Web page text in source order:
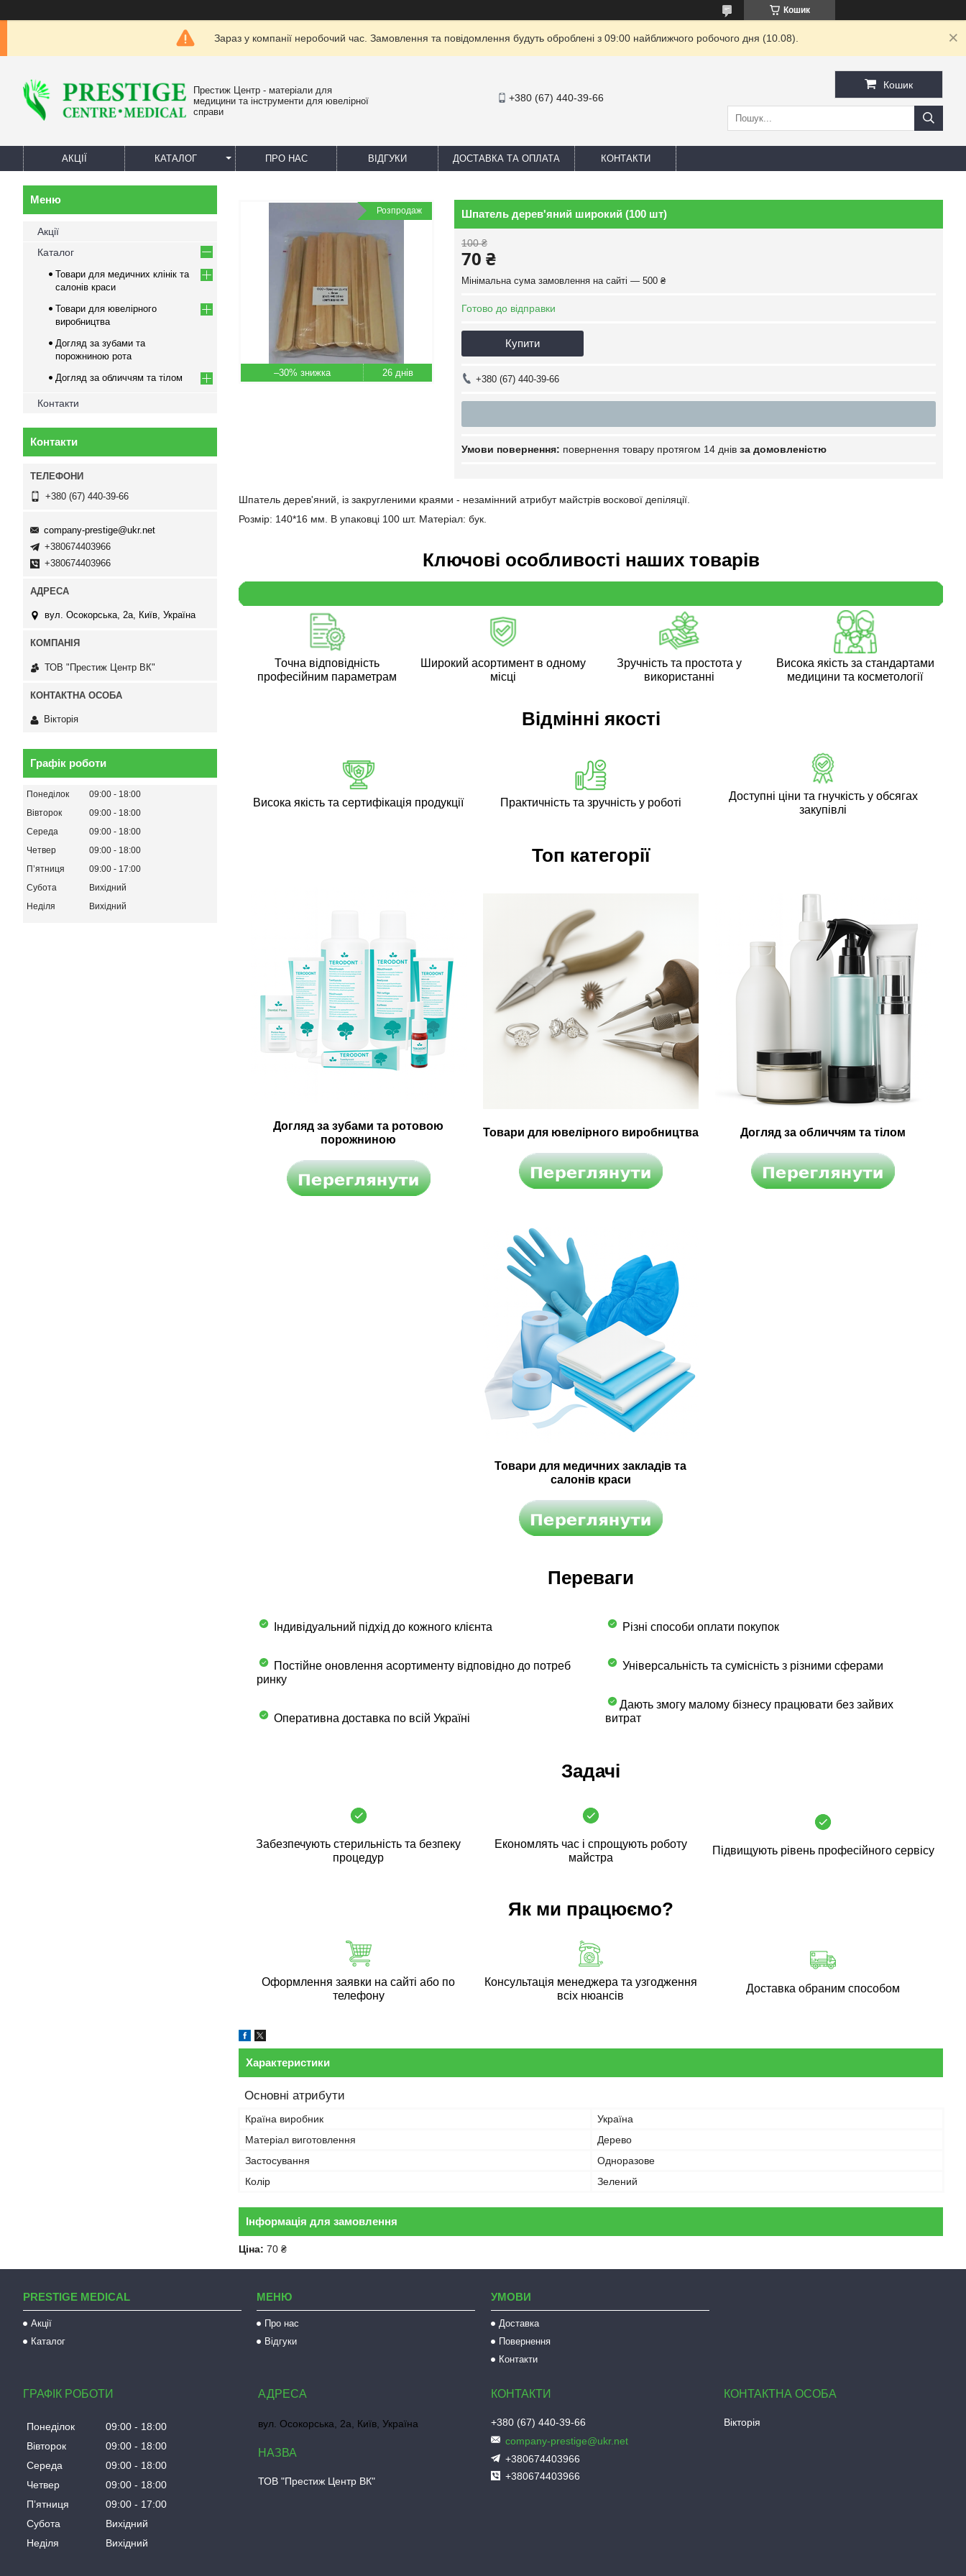
Кошик
Зараз у компанії неробочий час. Замовлення та повідомлення будуть оброблені з 09:00 найближчого робочого дня (10.08).
Престиж Центр - матеріали для
медицини та інструменти для ювелірної
справи
+380 (67) 440-39-66
Кошик
АКЦІЇ КАТАЛОГ ПРО НАС ВІДГУКИ ДОСТАВКА ТА ОПЛАТА КОНТАКТИ
–30% 26 днів
Розпродаж Шпатель дерев'яний широкий (100 шт)
100 ₴
70 ₴
Мінімальна сума замовлення на сайті — 500 ₴
Готово до відправки
Купити
+380 (67) 440-39-66
повернення товару протягом 14 днів за домовленістю
Шпатель дерев'яний, із закругленими краями - незамінний атрибут майстрів воскової депіляції.
Розмір: 140*16 мм. В упаковці 100 шт. Матеріал: бук.
Ключові особливості наших товарів
Точна відповідність
професійним параметрам
Широкий асортимент в одному
місці
Зручність та простота у
використанні
Висока якість за стандартами
медицини та косметології
Відмінні якості
Висока якість та сертифікація продукції Практичність та зручність у роботі
Доступні ціни та гнучкість у обсягах
закупівлі
Топ категорії
Догляд за зубами та ротовою
порожниною
Товари для ювелірного виробництва Догляд за обличчям та тілом
Товари для медичних закладів та
салонів краси
Переваги
Індивідуальний підхід до кожного клієнта
Постійне оновлення асортименту відповідно до потреб
ринку
Оперативна доставка по всій Україні
Різні способи оплати покупок
Універсальність та сумісність з різними сферами
Дають змогу малому бізнесу працювати без зайвих
витрат
Задачі
Забезпечують стерильність та безпеку
процедур
Економлять час і спрощують роботу
майстра
Підвищують рівень професійного сервісу
Як ми працюємо?
Оформлення заявки на сайті або по
телефону
Консультація менеджера та узгодження
всіх нюансів
Доставка обраним способом
Характеристики
Основні атрибути
Країна виробник
Україна
Матеріал виготовлення
Дерево
Застосування
Одноразове
Колір
Зелений
Інформація для замовлення
Ціна: 70 ₴
Акції
Каталог
Товари для медичних клінік та
салонів краси
Товари для ювелірного
виробництва
Догляд за зубами та
порожниною рота
Догляд за обличчям та тілом
Контакти
Контакти
+380 (67) 440-39-66
company-prestige@ukr.net
+380674403966
+380674403966
вул. Осокорська, 2а, Київ, Україна
ТОВ "Престиж Центр ВК"
Вікторія
Графік роботи
Понеділок 09:00
18:00
Вівторок
09:00
18:00
Середа
09:00
18:00
Четвер
09:00
18:00
Пʼятниця
09:00
17:00
Субота
Вихідний
Неділя
Вихідний
PRESTIGE MEDICAL
Акції
Каталог
МЕНЮ
Про нас
Відгуки
УМОВИ
Доставка
Повернення
Контакти
ГРАФІК РОБОТИ
Понеділок 09:00
18:00
Вівторок
09:00
18:00
Середа
09:00
18:00
Четвер
09:00
18:00
Пʼятниця
09:00
17:00
Субота
Вихідний
Неділя
Вихідний
вул. Осокорська, 2а, Київ, Україна
ТОВ "Престиж Центр ВК"
+380 (67) 440-39-66
company-prestige@ukr.net
+380674403966
+380674403966
Вікторія